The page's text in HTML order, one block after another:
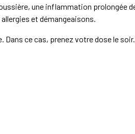
une inflammation prolongée
et démangeaisons.
Dans ce cas, prenez votre dose le soir.